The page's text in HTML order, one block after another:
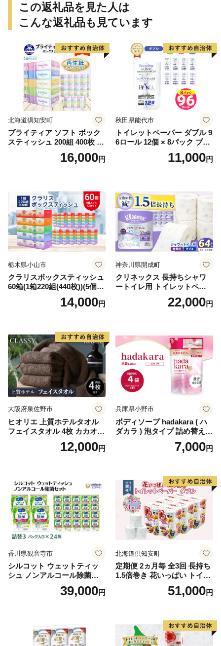
この返礼品を見た人は
こんな返礼品も見ています
北海道倶知安町
ブライティア ソフト ボック
スティッシュ 200組 400枚 60
箱 日本製 まとめ買い ティッ
シュ リサイクル 長持 防災 常
倶知安町 日用品
16,000円
秋田県能代市
トイレットペーパー ダブル 9
6ロール 12個 × 8パック ブラ
ンカ 再生紙 100％ 芯あり 日
用品 消耗品 無香料 生活用品
11,000円
栃木県小山市
クラリスボックスティッシュ
60箱(1箱220組(440枚))(5個入
り×12セット)【1256759】
14,000円
神奈川県開成町
クリネックス 長持ちシャワ
ートイレ用 トイレットペー
パー（ダブル）64ロール(8ロ
ール×8パック) 開成町 トイレ
蓄 防災 エコ 消耗品 生活雑貨
生活用品 無香料 トイレット
ペーパー ダブル といれっと
ぺーぱー トイレ クレシア ト
イレットペーパー [BDBH002
-1]
22,000円
大阪府泉佐野市
ヒオリエ 上質ホテルタオル
フェイスタオル 4枚 カカオ
【タオル 泉州タオル 吸水 普
段使い 無地 シンプル 日用品
12,000円
兵庫県小野市
ボディソープ hadakara ( ハ
ダカラ ) 泡タイプ 詰め替え 4
40ml×4袋 ボディーソープ 泡
ボディソープ 泡 日用品 消耗
泡石鹸 石鹸 兵庫 兵庫県 小野
7,000円
香川県観音寺市
シルコット ウェットティッ
シュ ノンアルコール除菌詰
替（43枚×3P）×24袋 日用品
おもちゃ 拭き取り 手拭き 外
39,000円
北海道倶知安町
定期便 2ヵ月毎 全3回 長持ち
1.5倍巻き 花いっぱい トイレ
ットペーパー ダブル 45ｍ 計
72ロール 全18種 花柄 プリン
ー 消耗品 備蓄 送料無料 北海
道 倶知安町 日用品
51,000円